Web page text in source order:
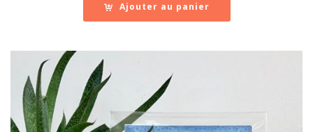
Ajouter au panier